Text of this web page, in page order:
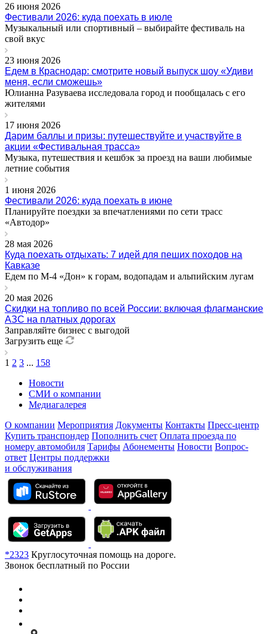
26 июня 2026
Фестивали 2026: куда поехать в июле
Музыкальный или спортивный – выбирайте фестиваль на
свой вкус
23 июня 2026
Едем в Краснодар: смотрите новый выпуск шоу «Удиви
меня, если сможешь»
Юлианна Разуваева исследовала город и пообщалась с его
жителями
17 июня 2026
Дарим баллы и призы: путешествуйте и участвуйте в
акции «Фестивальная трасса»
Музыка, путешествия и кешбэк за проезд на ваши любимые
летние события
1 июня 2026
Фестивали 2026: куда поехать в июне
Планируйте поездки за впечатлениями по сети трасс
«Автодор»
28 мая 2026
Куда поехать отдыхать: 7 идей для пеших походов на
Кавказе
Едем по М-4 «Дон» к горам, водопадам и альпийским лугам
20 мая 2026
Скидки на топливо по всей России: включая флагманские
АЗС на платных дорогах
Заправляйте бизнес с выгодой
Загрузить еще
1 2 3 ... 158
Новости
СМИ о компании
Медиагалерея
О компании Мероприятия Документы Контакты Пресс-центр
Купить транспондер Пополнить счет Оплата проезда по
номеру автомобиля Тарифы Абонементы Новости Вопрос-
ответ Центры поддержки
и обслуживания
*2323 Круглосуточная помощь на дороге.
Звонок бесплатный по России